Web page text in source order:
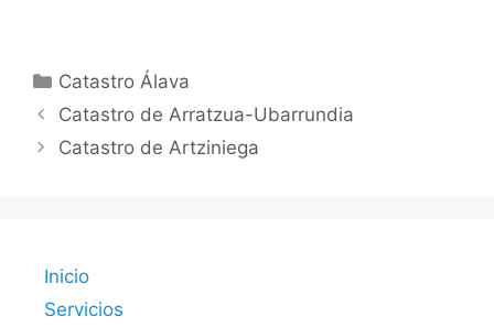
Categorías
Catastro Álava
Catastro de Arratzua-Ubarrundia
Catastro de Artziniega
Inicio
Servicios